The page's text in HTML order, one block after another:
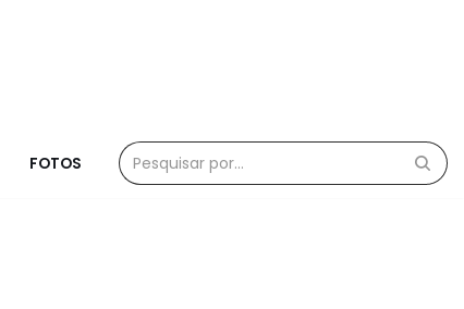
FOTOS